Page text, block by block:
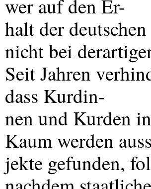
wer auf den Er-
halt der
nicht bei
Seit Jahren
dass Kurdin-
nen und Kurden
Kaum werden
jekte gefunden,